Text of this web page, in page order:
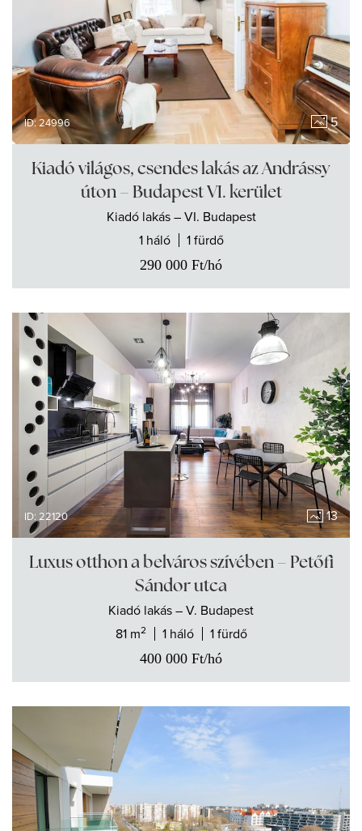
ID: 24996 5
Kiadó világos, csendes lakás az Andrássy
úton – Budapest VI. kerület
Kiadó lakás – VI. Budapest
1 háló
1 fürdő
290 000 Ft/hó
ID: 22120 13
Luxus otthon a belváros szívében – Petőfi
Sándor utca
Kiadó lakás– V. Budapest
81 m2 1 háló 1 fürdő
400 000 Ft/hó